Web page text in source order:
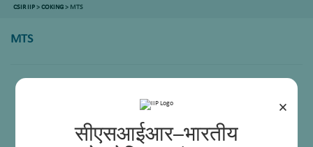
×
सीएसआईआर–भारतीय
CSIR IIP>COKING> MTS
MTS